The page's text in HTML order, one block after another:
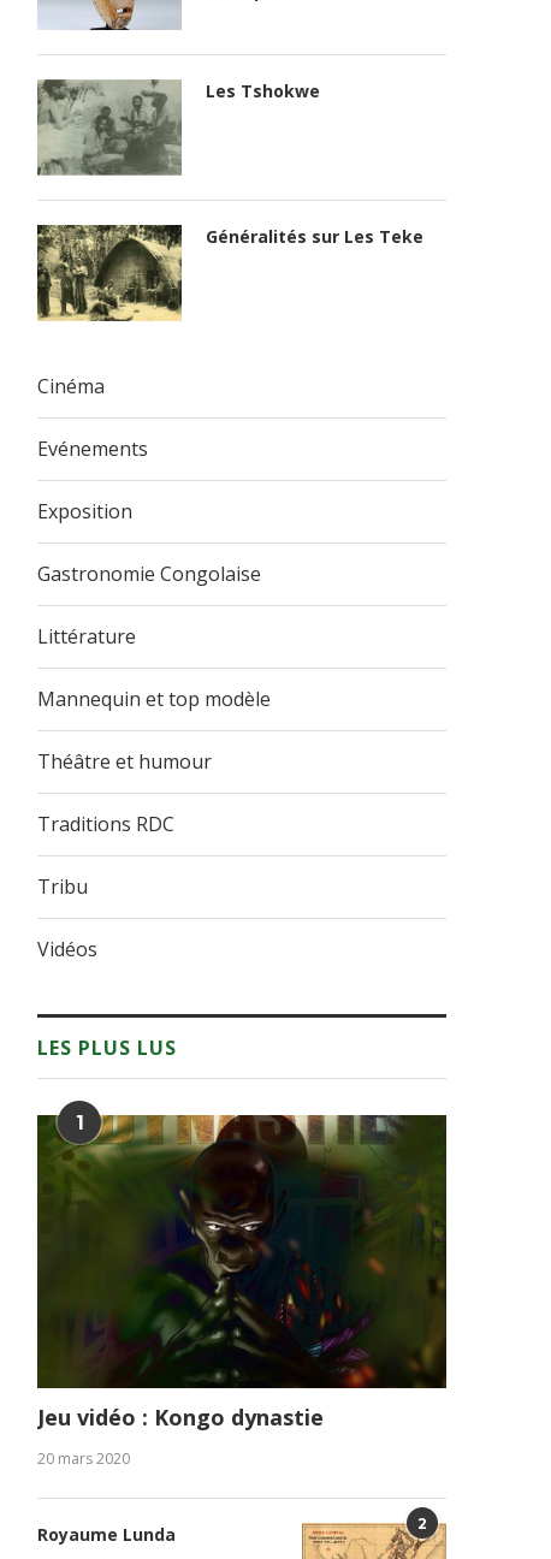
Les Tshokwe
Généralités sur Les Teke
Cinéma
Evénements
Exposition
Gastronomie Congolaise
Littérature
Mannequin et top modèle
Théâtre et humour
Traditions RDC
Tribu
Vidéos
LES PLUS LUS
1
Jeu vidéo : Kongo dynastie
20 mars 2020
2
Royaume Lunda